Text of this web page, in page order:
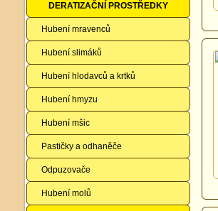
DERATIZAČNÍ PROSTŘEDKY
Hubení mravenců
Hubení slimáků
Hubení hlodavců a krtků
Hubení hmyzu
Hubení mšic
Pastičky a odhaněče
Odpuzovače
Hubení molů